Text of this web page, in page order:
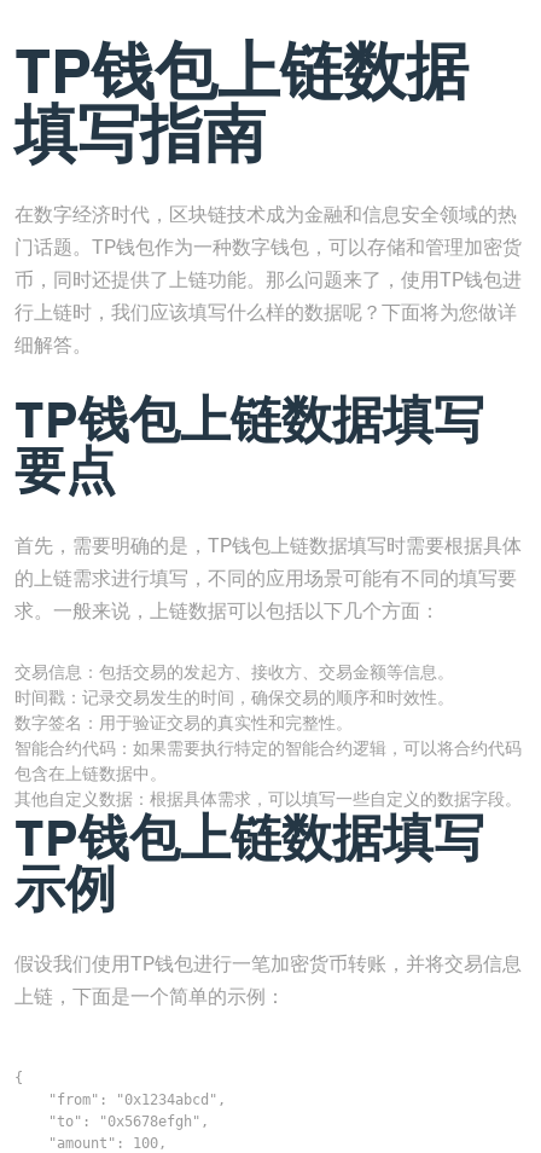
TP钱包上链数据
填写指南
在数字经济时代，区块链技术成为金融和信息安全领域的热
门话题。TP钱包作为一种数字钱包，可以存储和管理加密货
币，同时还提供了上链功能。那么问题来了，使用TP钱包进
行上链时，我们应该填写什么样的数据呢？下面将为您做详
细解答。
TP钱包上链数据填写
要点
首先，需要明确的是，TP钱包上链数据填写时需要根据具体
的上链需求进行填写，不同的应用场景可能有不同的填写要
求。一般来说，上链数据可以包括以下几个方面：
交易信息：包括交易的发起方、接收方、交易金额等信息。
时间戳：记录交易发生的时间，确保交易的顺序和时效性。
数字签名：用于验证交易的真实性和完整性。
智能合约代码：如果需要执行特定的智能合约逻辑，可以将合约代码
包含在上链数据中。
其他自定义数据：根据具体需求，可以填写一些自定义的数据字段。
TP钱包上链数据填写
示例
假设我们使用TP钱包进行一笔加密货币转账，并将交易信息
上链，下面是一个简单的示例：
{
    "from": "0x1234abcd",
    "to": "0x5678efgh",
    "amount": 100,